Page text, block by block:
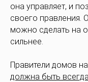
она управляет, и
своего правления.
можно сделать на
сильнее.
Правители домов
должна быть